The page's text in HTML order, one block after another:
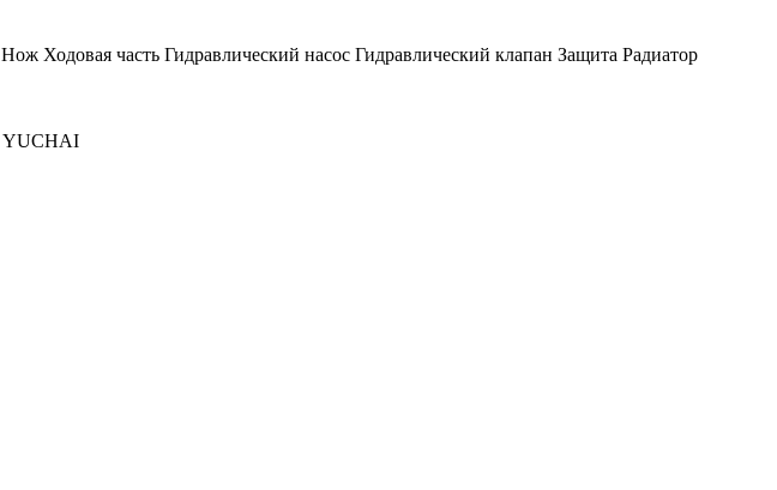
Нож Ходовая часть Гидравлический насос Гидравлический клапан Защита Радиатор
YUCHAI